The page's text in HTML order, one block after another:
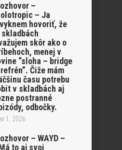
–
– Ja
hovoriť, že
skladbách
skôr ako o
menej v
“sloha – bridge
Čiže mám
času potrebu
v skladbách aj
postranné
odbočky.
1, 2026
– WAYD –
to aj svoj